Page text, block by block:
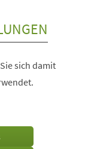
sich damit